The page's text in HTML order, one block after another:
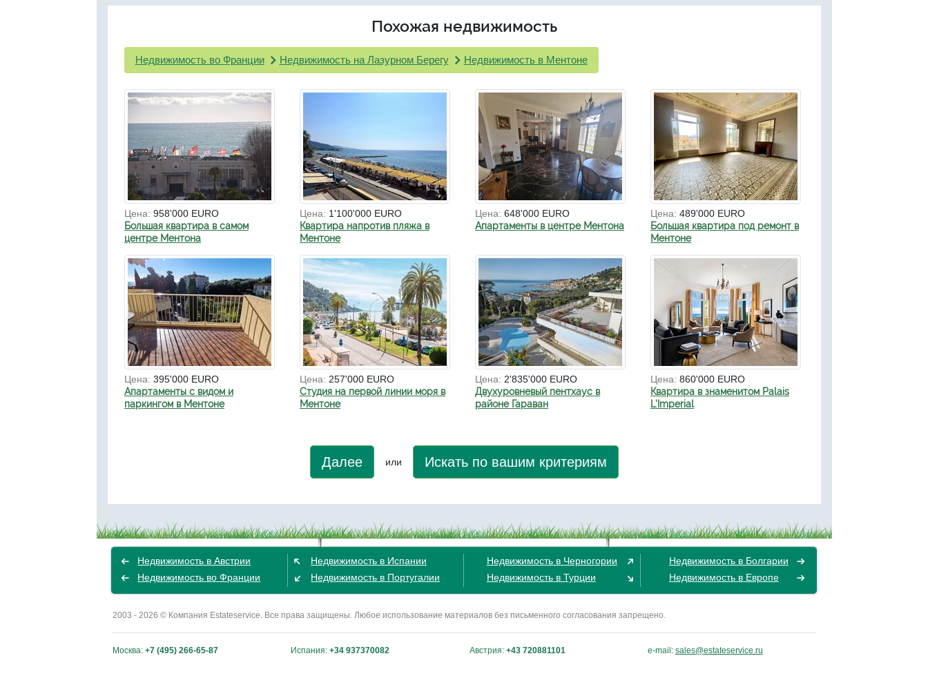
Похожая недвижимость
Недвижимость во Франции Недвижимость на Лазурном Берегу Недвижимость в Ментоне
Цена: 958'000 EURO
Большая квартира в самом
центре Ментона
Цена: 1'100'000 EURO
Квартира напротив пляжа в
Ментоне
Цена: 648'000 EURO
Апартаменты в центре Ментона
Цена: 489'000 EURO
Большая квартира под ремонт в
Ментоне
Цена: 395'000 EURO
Апартаменты с видом и
паркингом в Ментоне
Цена: 257'000 EURO
Студия на первой линии моря в
Ментоне
Цена: 2'835'000 EURO
Двухуровневый пентхаус в
районе Гараван
Цена: 860'000 EURO
Квартира в знаменитом Palais
L'Imperial
Далее или Искать по вашим критериям
Недвижимость в Австрии
Недвижимость во Франции
Недвижимость в Испании
Недвижимость в Португалии
Недвижимость в Черногории
Недвижимость в Турции
Недвижимость в Болгарии
Недвижимость в Европе
2003 - 2026 © Компания Estateservice. Все права защищены. Любое использование материалов без письменного согласования запрещено.
Москва: +7 (495) 266-65-87 Испания: +34 937370082 Австрия: +43 720881101 e-mail: sales@estateservice.ru